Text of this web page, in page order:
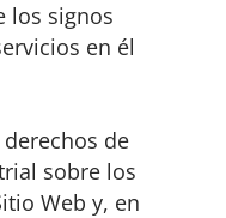
los signos
en él
de
sobre los
Web y, en